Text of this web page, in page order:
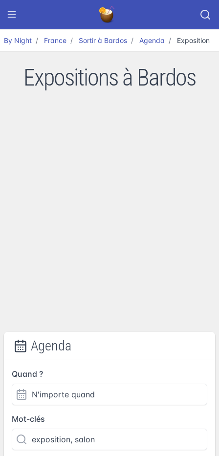
By Night France Sortir à Bardos Agenda Exposition
Expositions à Bardos
Agenda
Quand ?
Mot-clés